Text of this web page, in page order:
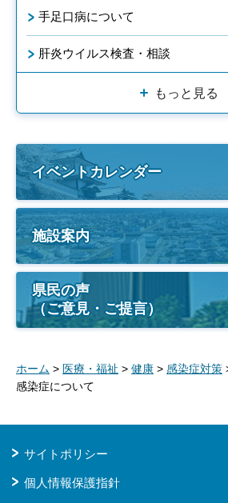
手足口病について
肝炎ウイルス検査・相談
もっと見る
イベントカレンダー
施設案内
県民の声
（ご意見・ご提言）
ホーム > 医療・福祉 > 健康 > 感染症対策
感染症について
サイトポリシー
個人情報保護指針